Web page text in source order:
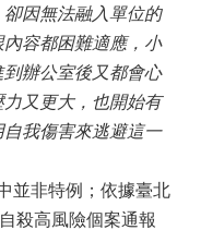
因無法融入單位的
容都困難適應，小
辦公室後又都會心
又更大，也開始有
我傷害來逃避這一
並非特例；依據臺北
殺高風險個案通報